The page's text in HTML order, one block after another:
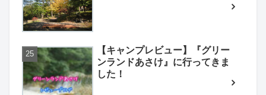
【キャンプレビュー】『グリー
ンランドあさけ』に行ってきま
した！